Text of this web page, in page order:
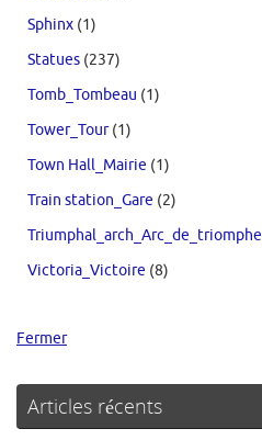
Sphinx (1)
Statues (237)
Tomb_Tombeau (1)
Tower_Tour(1)
Town Hall_Mairie (1)
Train station_Gare (2)
Triumphal_arch_Arc_de_triomphe
Victoria_Victoire (8)
Fermer
Articles récents